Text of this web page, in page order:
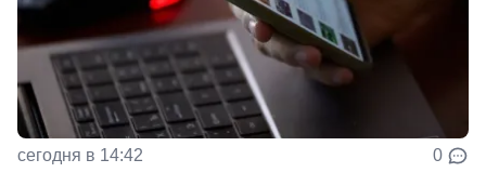
сегодня в 14:42 0